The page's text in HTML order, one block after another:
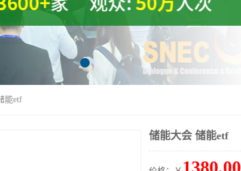
能etf
储能大会 储能etf